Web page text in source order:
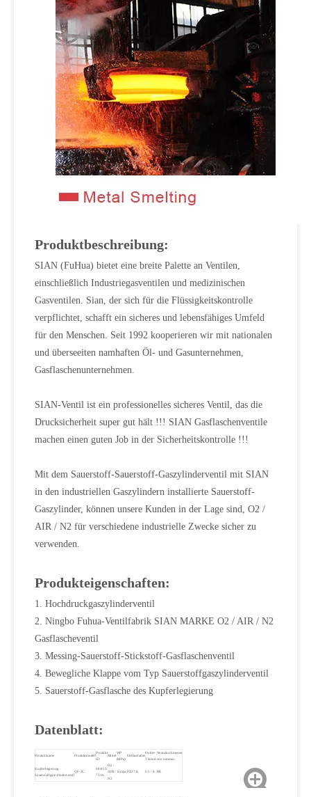
Produktbeschreibung:
SIAN (FuHua) bietet eine breite Palette an Ventilen,
einschließlich Industriegasventilen und medizinischen
Gasventilen. Sian, der sich für die Flüssigkeitskontrolle
verpflichtet, schafft ein sicheres und lebensfähiges Umfeld
für den Menschen. Seit 1992 kooperieren wir mit nationalen
und überseeiten namhaften Öl- und Gasunternehmen,
Gasflaschenunternehmen.
SIAN-Ventil ist ein professionelles sicheres Ventil, das die
Drucksicherheit super gut hält !!! SIAN Gasflaschenventile
machen einen guten Job in der Sicherheitskontrolle !!!
Mit dem Sauerstoff-Sauerstoff-Gaszylinderventil mit SIAN
in den industriellen Gaszylindern installierte Sauerstoff-
Gaszylinder, können unsere Kunden in der Lage sind, O2 /
AIR / N2 für verschiedene industrielle Zwecke sicher zu
verwenden.
Produkteigenschaften:
1. Hochdruckgaszylinderventil
2. Ningbo Fuhua-Ventilfabrik SIAN MARKE O2 / AIR / N2
Gasflascheventil
3. Messing-Sauerstoff-Stickstoff-Gasflaschenventil
4. Bewegliche Klappe vom Typ Sauerstoffgaszylinderventil
5. Sauerstoff-Gasflasche des Kupferlegierung
Datenblatt:
Produktname Produktmodell
Produkt
ID
Mittel
WP
(MPa)
Einlassfaden
Outlet-
Thread.
Nenndurchmesser
von mmmm.
Kupferlegierung
Sauerstoffgaszylinderventil
QF-2C.
08-855-
731A.
O2 /
AIR /
N2
15mpa.PZ27.8. G5 / 8. Φ4.